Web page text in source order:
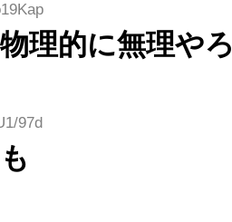
理的に無理やろ
97d